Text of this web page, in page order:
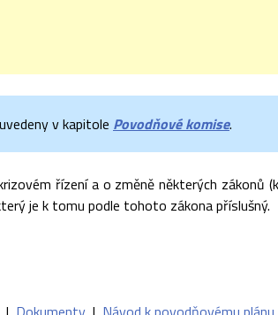
v kapitole Povodňové komise.
řízení a o změně některých zákonů
je k tomu podle tohoto zákona příslušný.